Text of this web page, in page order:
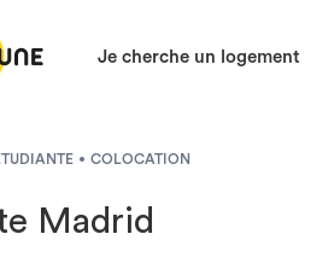
Je cherche un logement
COLOCATION
Madrid